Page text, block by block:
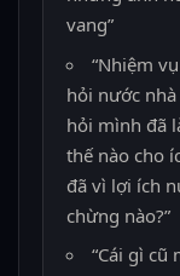
vang”
“Nhiệm
hỏi nước
hỏi mình đã
thế nào cho
đã vì lợi ích
chừng nào?”
“Cái gì cũ